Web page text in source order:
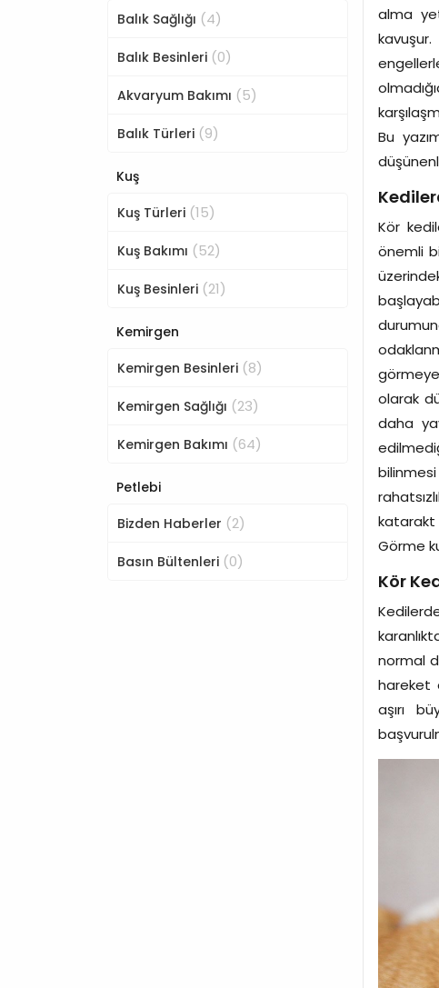
alma
Bu
Kör
önemli
olarak
daha
katarakt
Görme
Kör
normal
hareket
aşırı
Balık Sağlığı (4)
Balık Besinleri (0)
Akvaryum Bakımı (5)
Balık Türleri (9)
Kuş
Kuş Türleri (15)
Kuş Bakımı (52)
Kuş Besinleri (21)
Kemirgen
Kemirgen Besinleri (8)
Kemirgen Sağlığı (23)
Kemirgen Bakımı (64)
Petlebi
Bizden Haberler (2)
Basın Bültenleri (0)